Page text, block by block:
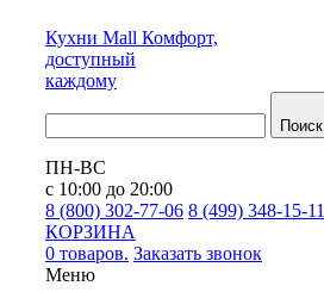
Кухни Mall Комфорт,
доступный
каждому
Поиск
ПН-ВС
с 10:00 до 20:00
8 (800) 302-77-06 8 (499) 348-15-11
КОРЗИНА
0 товаров. Заказать звонок
Меню